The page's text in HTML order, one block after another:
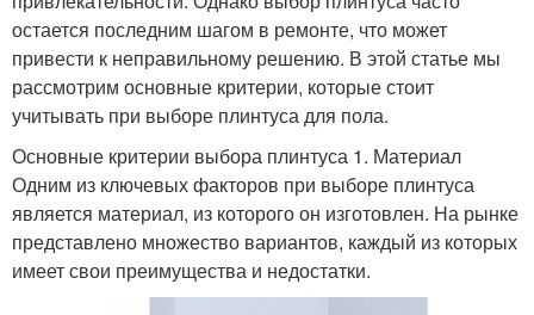
остается последним шагом в ремонте, что может
привести к неправильному решению. В этой статье мы
рассмотрим основные критерии, которые стоит
учитывать при выборе плинтуса для пола.
Основные критерии выбора плинтуса 1. Материал
Одним из ключевых факторов при выборе плинтуса
является материал, из которого он изготовлен. На рынке
представлено множество вариантов, каждый из которых
имеет свои преимущества и недостатки.